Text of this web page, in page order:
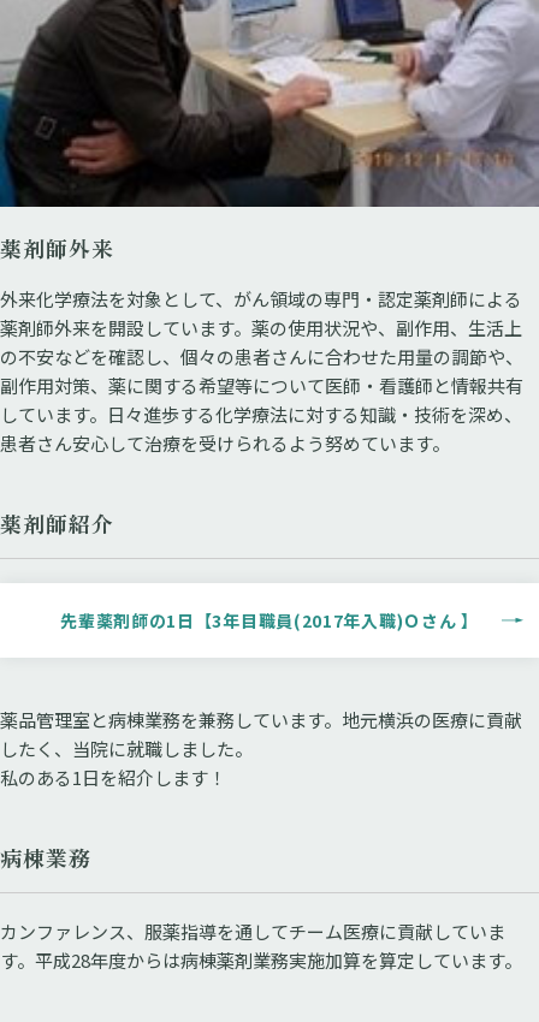
薬剤師外来
外来化学療法を対象として、がん領域の専門・認定薬剤師による
薬剤師外来を開設しています。薬の使用状況や、副作用、生活上
の不安などを確認し、個々の患者さんに合わせた用量の調節や、
副作用対策、薬に関する希望等について医師・看護師と情報共有
しています。日々進歩する化学療法に対する知識・技術を深め、
患者さん安心して治療を受けられるよう努めています。
薬剤師紹介
先輩薬剤師の1日【3年目職員(2017年入職)Ｏさん 】
薬品管理室と病棟業務を兼務しています。地元横浜の医療に貢献
したく、当院に就職しました。
私のある1日を紹介します！
病棟業務
カンファレンス、服薬指導を通してチーム医療に貢献していま
す。平成28年度からは病棟薬剤業務実施加算を算定しています。